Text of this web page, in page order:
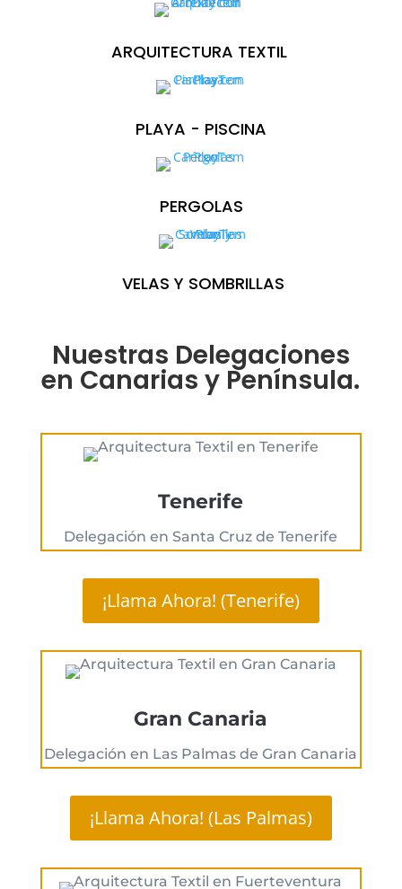
ARQUITECTURA TEXTIL
PLAYA - PISCINA
PERGOLAS
VELAS Y SOMBRILLAS
Nuestras Delegaciones
en Canarias y Península.
Tenerife
Delegación en Santa Cruz de Tenerife
¡Llama Ahora! (Tenerife)
Gran Canaria
Delegación en Las Palmas de Gran Canaria
¡Llama Ahora! (Las Palmas)